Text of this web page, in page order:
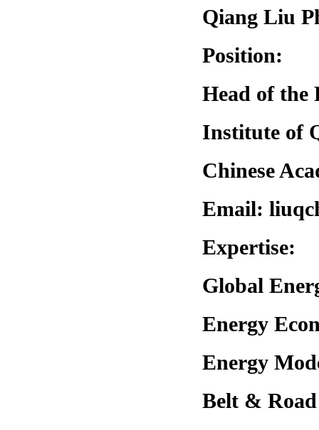
Qiang Liu
Position:
Head of the
Institute of
Chinese
Email:
Expertise:
Global
Energy
Energy
Belt &